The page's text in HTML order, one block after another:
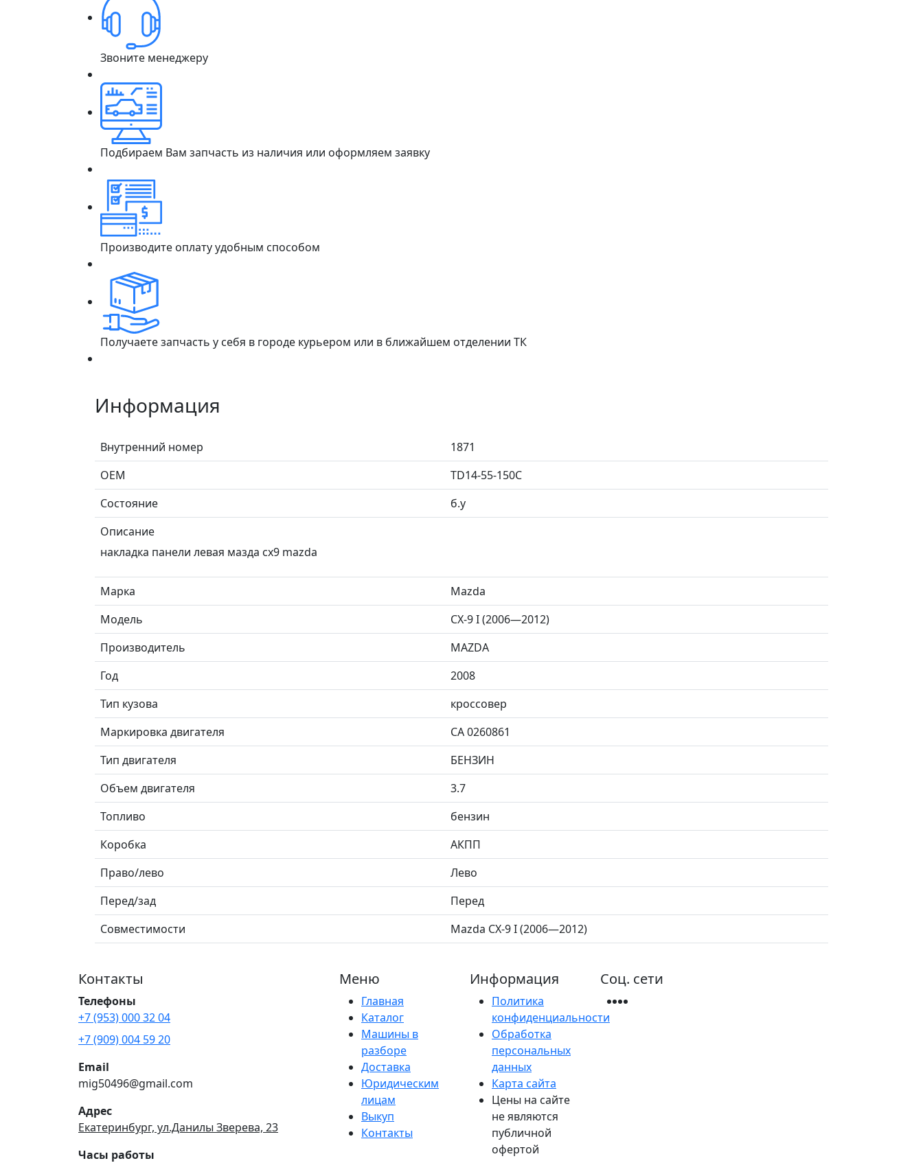
Звоните менеджеру
Подбираем Вам запчасть из наличия или оформляем заявку
Производите оплату удобным способом
Получаете запчасть у себя в городе курьером или в ближайшем отделении ТК
Информация
Внутренний номер
1871
ОЕМ
TD14-55-150C
Состояние
б.у
Описание
накладка панели левая мазда сх9 mazda
Марка
Mazda
Модель
CX-9 I (2006—2012)
Производитель
MAZDA
Год
2008
Тип кузова
кроссовер
Маркировка двигателя
CA 0260861
Тип двигателя
БЕНЗИН
Объем двигателя
3.7
Топливо
бензин
Коробка
АКПП
Право/лево
Лево
Перед/зад
Перед
Совместимости
Mazda CX-9 I (2006—2012)
Контакты
Телефоны
+7 (953) 000 32 04
+7 (909) 004 59 20
Email
mig50496@gmail.com
Адрес
Екатеринбург, ул.Данилы Зверева, 23
Часы работы
Меню
Главная
Каталог
Машины в
разборе
Доставка
Юридическим
лицам
Выкуп
Контакты
Информация
Политика
конфиденциальности
Обработка
персональных
данных
Карта сайта
Цены на сайте
не являются
публичной
офертой
Соц. сети